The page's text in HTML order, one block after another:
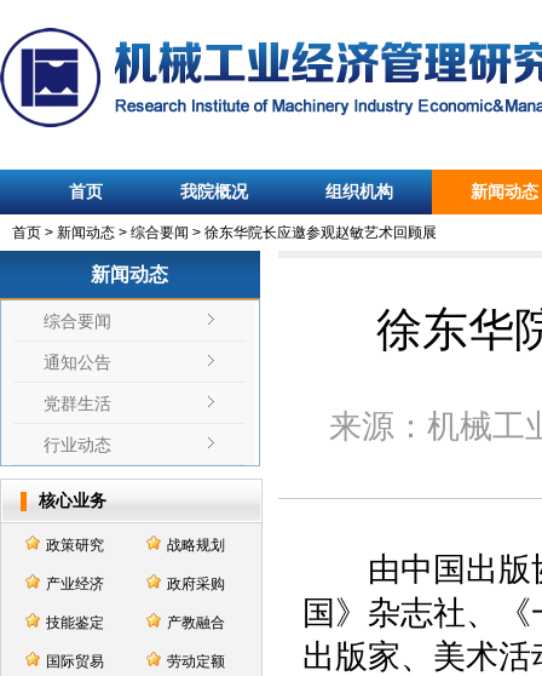
首页 我院概况 组织机构 新闻动态
首页 > 新闻动态 > 综合要闻 > 徐东华院长应邀参观赵敏艺术回顾展
新闻动态
综合要闻
通知公告
党群生活
行业动态
核心业务
政策研究 战略规划
产业经济 政府采购
技能鉴定 产教融合
国际贸易 劳动定额
徐东华
来源：机械工
由中国出版协
国》杂志社、
出版家、美术